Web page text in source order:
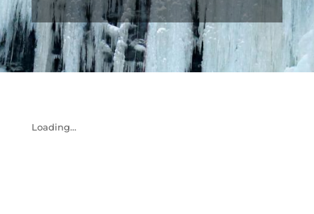
Loading...